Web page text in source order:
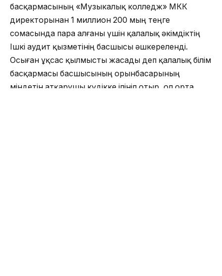
басқармасының «Музыкалық колледж» МКҚК
директорынан 1 миллион 200 мың теңге
сомасында пара алғаны үшін қалалық әкімдіктің
Ішкі аудит қызметінің басшысы әшкереленді.
Осыған ұқсас қылмысты жасады деп қалалық білім
басқармасы басшысының орынбасарының
міндетін атқарушы күдікке ілініп отыр, ол орта